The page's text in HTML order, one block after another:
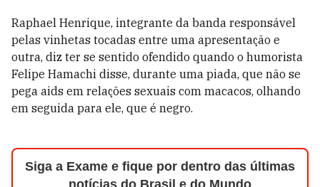
Raphael Henrique, integrante da banda responsável
pelas vinhetas tocadas entre uma apresentação e
outra, diz ter se sentido ofendido quando o humorista
Felipe Hamachi disse, durante uma piada, que não se
pega aids em relações sexuais com macacos, olhando
em seguida para ele, que é negro.
Siga a Exame e fique por dentro das últimas
notícias do Brasil e do Mundo